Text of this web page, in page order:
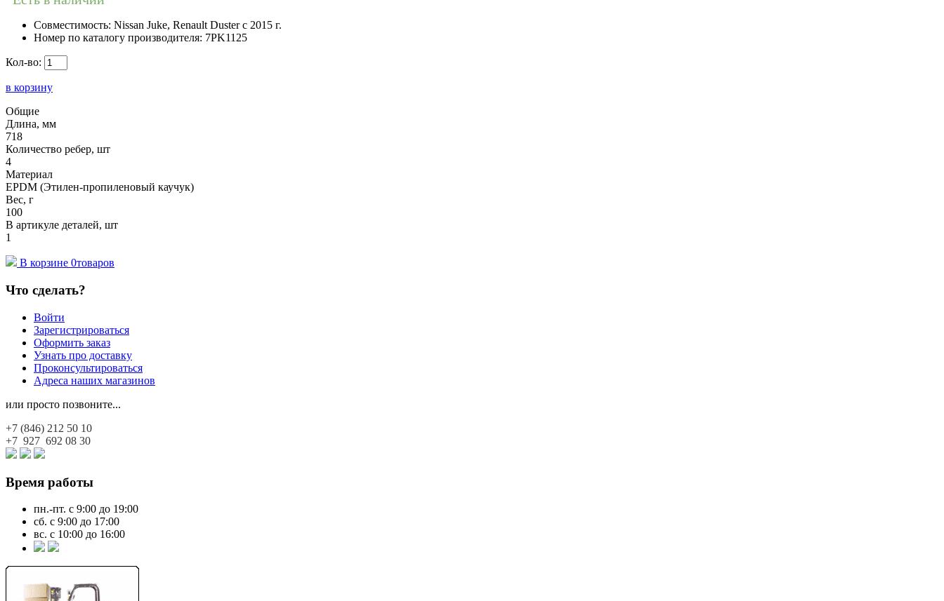
Совместимость: Nissan Juke, Renault Duster с 2015 г.
Номер по каталогу производителя: 7PK1125
Кол-во:
в корзину
Общие
Длина, мм
718
Количество ребер, шт
4
Материал
EPDM (Этилен-пропиленовый каучук)
Вес, г
100
В артикуле деталей, шт
1
В корзине 0товаров
Что сделать?
Войти
Зарегистрироваться
Оформить заказ
Узнать про доставку
Проконсультироваться
Адреса наших магазинов
или просто позвоните...
+7 (846) 212 50 10
+7 927 692 08 30
Время работы
пн.-пт. с 9:00 до 19:00
сб. с 9:00 до 17:00
вс. с 10:00 до 16:00